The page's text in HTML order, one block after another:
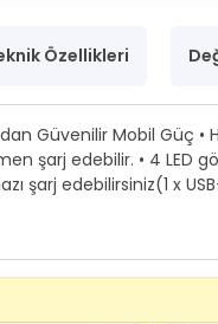
Özellikleri
Güvenilir Mobil
şarj edebilir. • 4 LED
şarj edebilirsiniz(1 x